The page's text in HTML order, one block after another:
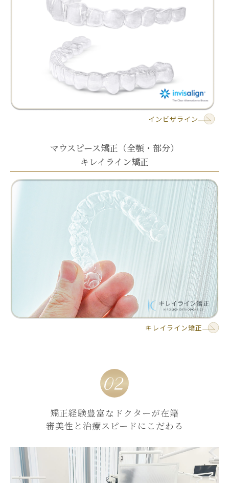
インビザライン
マウスピース矯正（全顎・部分）
キレイライン矯正
キレイライン矯正
矯正経験豊富なドクターが在籍
審美性と治療スピードにこだわる